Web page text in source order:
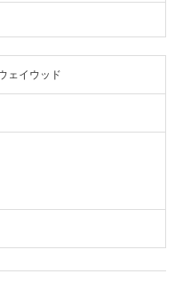
ェイウッド